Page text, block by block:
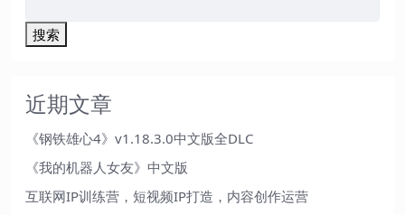
搜索
近期文章
《钢铁雄心4》v1.18.3.0中文版全DLC
《我的机器人女友》中文版
互联网IP训练营，短视频IP打造，内容创作运营